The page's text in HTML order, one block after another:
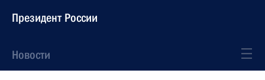
Президент России
Новости